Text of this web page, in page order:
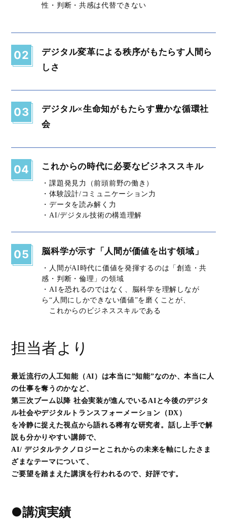
性・判断・共感は代替できない
02
デジタル変革による秩序がもたらす人間ら
しさ
03
デジタル×生命知がもたらす豊かな循環社
会
04 これからの時代に必要なビジネススキル
・課題発見力（前頭前野の働き）
・体験設計/コミュニケーション力
・データを読み解く力
・AI/デジタル技術の構造理解
05 脳科学が示す「人間が価値を出す領域」
・人間がAI時代に価値を発揮するのは「創造・共
感・判断・倫理」の領域
・AIを恐れるのではなく、脳科学を理解しなが
ら“人間にしかできない価値”を磨くことが、
これからのビジネススキルである
担当者より
最近流⾏の⼈⼯知能（AI）は本当に”知能”なのか、本当に⼈
の仕事を奪うのかなど、
第三次ブーム以降 社会実装が進んでいるAIと今後のデジタ
ル社会やデジタルトランスフォーメーション（DX）
を冷静に捉えた視点から語れる稀有な研究者。話し上⼿で解
説も分かりやすい講師で、
AI/ デジタルテクノロジーとこれからの未来を軸にしたさま
ざまなテーマについて、
ご要望を踏まえた講演を行われるので、好評です。
●講演実績